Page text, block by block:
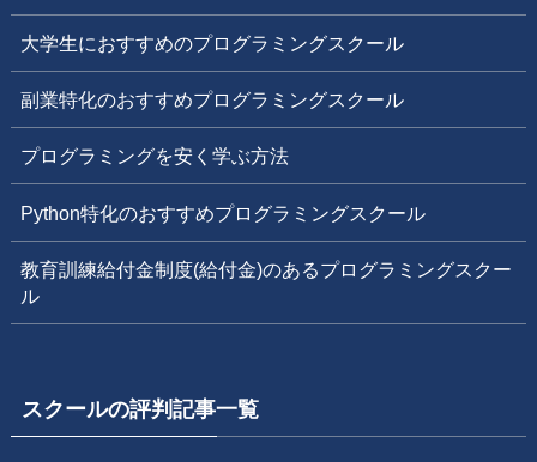
大学生におすすめのプログラミングスクール
副業特化のおすすめプログラミングスクール
プログラミングを安く学ぶ方法
Python特化のおすすめプログラミングスクール
教育訓練給付金制度(給付金)のあるプログラミングスクー
ル
スクールの評判記事一覧